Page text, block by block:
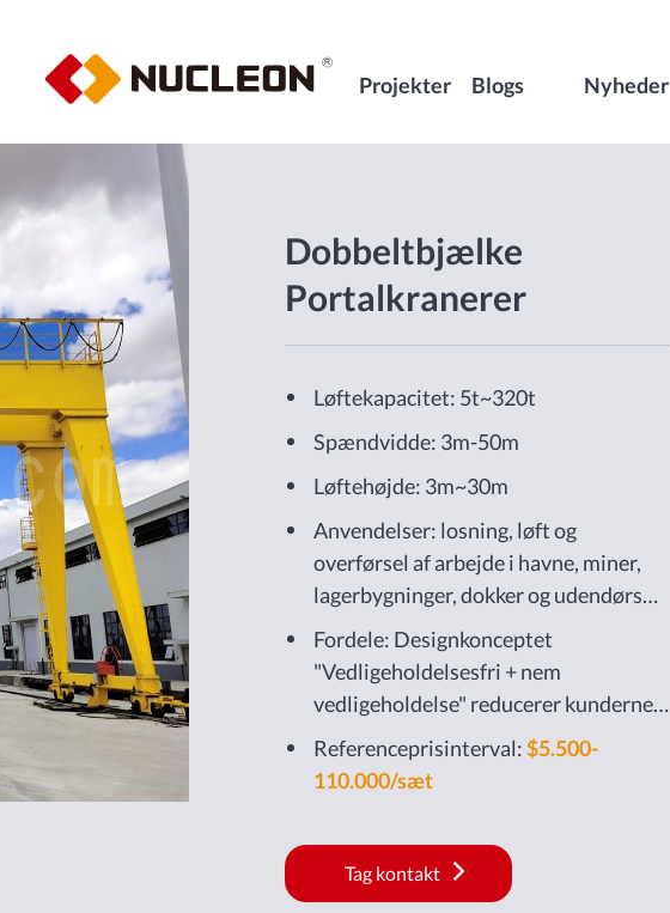
Projekter Blogs Nyheder
Dobbeltbjælke
Portalkranerer
Løftekapacitet: 5t~320t
Spændvidde: 3m-50m
Løftehøjde: 3m~30m
Anvendelser: losning, løft og
overførsel af arbejde i havne, miner,
lagerbygninger, dokker og udendørs
værfter på fabrikken eller på
jernbaner.
Fordele: Designkonceptet
"Vedligeholdelsesfri + nem
vedligeholdelse" reducerer kundernes
vedligeholdelsesomkostninger.
Referenceprisinterval:$5.500-
110.000/sæt
Tag kontakt